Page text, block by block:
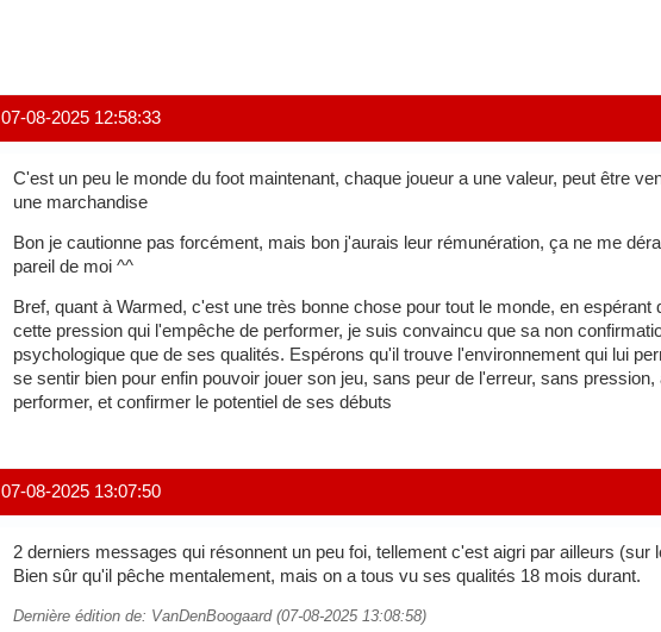
07-08-2025 12:58:33
C'est un peu le monde du foot maintenant, chaque joueur a une valeur, peut être
une marchandise
Bon je cautionne pas forcément, mais bon j'aurais leur rémunération, ça ne me
pareil de moi ^^
Bref, quant à Warmed, c'est une très bonne chose pour tout le monde, en espérant
cette pression qui l'empêche de performer, je suis convaincu que sa non
psychologique que de ses qualités. Espérons qu'il trouve l'environnement qui lui
se sentir bien pour enfin pouvoir jouer son jeu, sans peur de l'erreur, sans
performer, et confirmer le potentiel de ses débuts
07-08-2025 13:07:50
2 derniers messages qui résonnent un peu foi, tellement c'est aigri par ailleurs (sur
Bien sûr qu'il pêche mentalement, mais on a tous vu ses qualités 18 mois durant.
Dernière édition de: VanDenBoogaard (07-08-2025 13:08:58)